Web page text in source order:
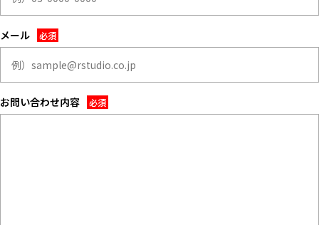
お気に入り
特集
[R]studioについて
会社概要
メール
お問い合わせ内容